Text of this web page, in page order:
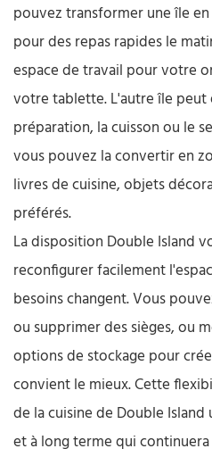
pouvez transformer une île
pour des repas rapides le
espace de travail pour votre
votre tablette. L'autre île
préparation, la cuisson ou le
vous pouvez la convertir en
livres de cuisine, objets
préférés.
La disposition Double Island
reconfigurer facilement
besoins changent. Vous
ou supprimer des sièges, ou
options de stockage pour
convient le mieux. Cette
de la cuisine de Double
et à long terme qui